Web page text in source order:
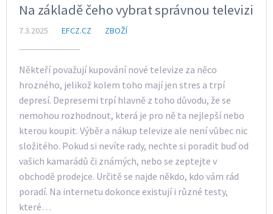
Na základě čeho vybrat správnou televizi
7.3.2025 EFCZ.CZ ZBOŽÍ
Někteří považují kupování nové televize za něco
hrozného, jelikož kolem toho mají jen stres a trpí
depresí. Depresemi trpí hlavně z toho důvodu, že se
nemohou rozhodnout, která je pro ně ta nejlepší nebo
kterou koupit. Výběr a nákup televize ale není vůbec nic
složitého. Pokud si nevíte rady, nechte si poradit buď od
vašich kamarádů či známých, nebo se zeptejte v
obchodě prodejce. Určitě se najde někdo, kdo vám rád
poradí. Na internetu dokonce existují i různé testy,
které…